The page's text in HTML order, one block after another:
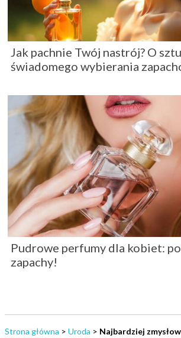
Jak pachnie Twój nastrój? O
świadomego wybierania
Pudrowe perfumy dla kobiet:
zapachy!
Strona główna > Uroda > Najbardziej